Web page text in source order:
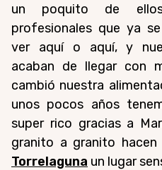
un poquito de
profesionales que ya
ver aquío aquí, y
acaban de llegar con
cambió nuestra
unos pocos años
super rico gracias a
granito a granito hacen
Torrelaguna un lugar